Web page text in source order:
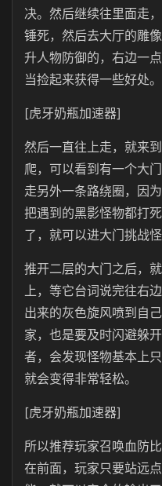
决。然后继续往里面走
锤死，然后去大厅的雕
升人物防御的，右边一
当捡起来获得一些好处。
[虎牙奶瓶加速器]
然后一直往上走，就来
爬，可以看到有一个大
走另外一条路绕圈，因
把遇到的黑影怪物都打
了，就可以进大门挑战怪
推开二层的大门之后，
上，等它台词说完往右
出来的灰色旋风喷到自
家，也是要及时闪避躲
者，会发现怪物基本上
就会变得非常轻松。
[虎牙奶瓶加速器]
所以推荐玩家召唤血防
在前面，玩家只要站远